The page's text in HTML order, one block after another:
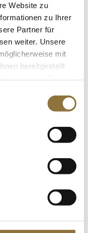
Website zu
zu Ihrer
Partner für
weiter. Unsere
mit
bereitgestellt
runder Boden
30cm, 1 St